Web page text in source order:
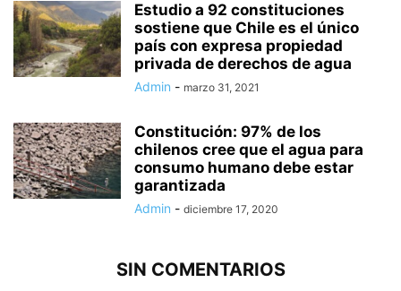
Estudio a 92 constituciones
sostiene que Chile es el único
país con expresa propiedad
privada de derechos de agua
Admin - marzo 31, 2021
Constitución: 97% de los
chilenos cree que el agua para
consumo humano debe estar
garantizada
Admin - diciembre 17, 2020
SIN COMENTARIOS